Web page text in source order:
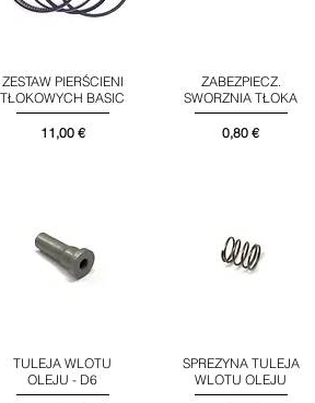
Podgląd
ZESTAW PIERŚCIENI
TŁOKOWYCH BASIC
Cena
11,00 €
Podgląd
ZABEZPIECZ.
SWORZNIA TŁOKA
Cena
0,80 €
Podgląd
TULEJA WLOTU
OLEJU - D6
Podgląd
SPREZYNA TULEJA
WLOTU OLEJU